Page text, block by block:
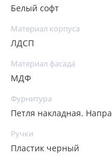
Белый софт
Материал корпуса
ЛДСП
Материал фасада
МДФ
Фурнитура
Петля накладная.
Ручки
Пластик черный